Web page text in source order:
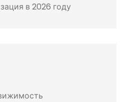
в 2026 году